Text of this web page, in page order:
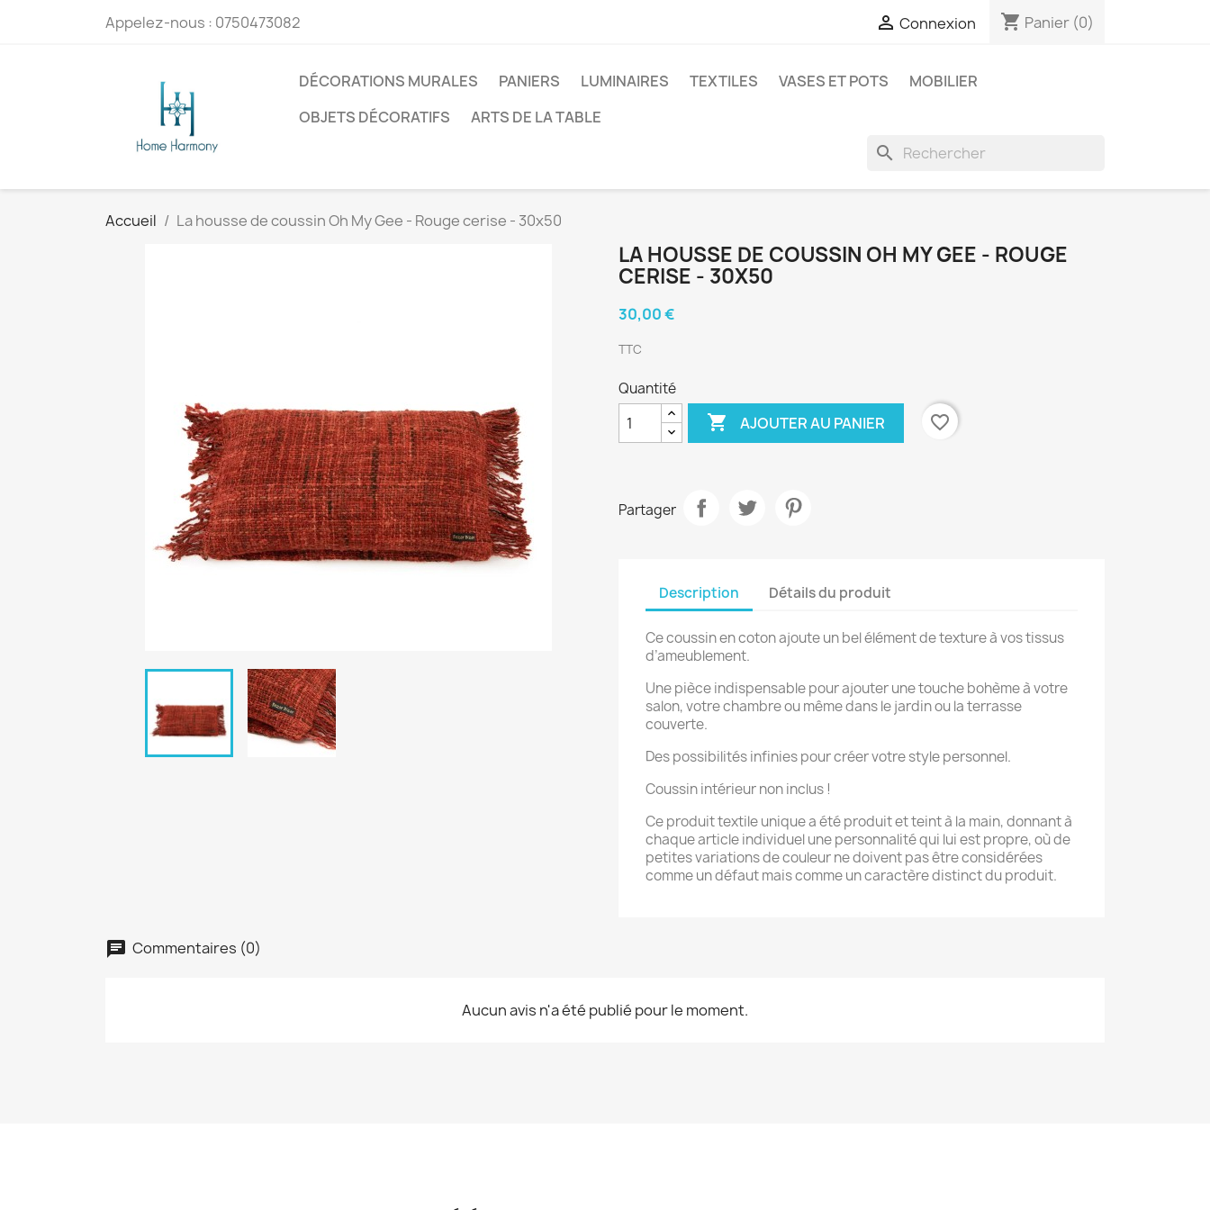
Appelez-nous : 0750473082  Connexion shopping_cart Panier (0)
DÉCORATIONS MURALES PANIERS LUMINAIRES TEXTILES VASES ET POTS
MOBILIER
OBJETS DÉCORATIFS
ARTS DE LA TABLE
search
Accueil La housse de coussin Oh My Gee - Rouge cerise - 30x50
LA HOUSSE DE COUSSIN OH MY GEE - ROUGE
CERISE - 30X50
30,00 €
TTC
Quantité
 AJOUTER AU PANIER favorite_border
Partager
Description Détails du produit
Ce coussin en coton ajoute un bel élément de texture à vos tissus
d’ameublement.
Une pièce indispensable pour ajouter une touche bohème à votre
salon, votre chambre ou même dans le jardin ou la terrasse
couverte.
Des possibilités infinies pour créer votre style personnel.
Coussin intérieur non inclus !
Ce produit textile unique a été produit et teint à la main, donnant à
chaque article individuel une personnalité qui lui est propre, où de
petites variations de couleur ne doivent pas être considérées
comme un défaut mais comme un caractère distinct du produit.
Commentaires (0)
Aucun avis n'a été publié pour le moment.